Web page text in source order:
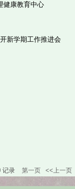
健康教育中心
新学期工作推进会
记录 第一页 <<上一页